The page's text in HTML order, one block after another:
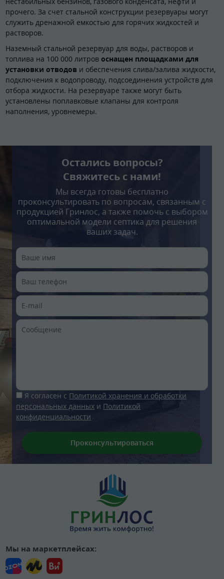
прочего. За счет стальной конструкции резервуары могут
служить дренажной емкостью для горячих жидкостей и
растворов.
Наземный стальной резервуар для воды, растворов и
топлива на 100 000 литров оснащен площадками для
установки отводов и обеспечения слива/залива жидкости,
подключения к водопроводу, подсоединения устройств для
отбора жидкости. На резервуаре также могут быть
установлены поплавковые клапаны для контроля
наполнения, уровнемеры.
Остались вопросы?
Свяжитесь с нами!
Мы всегда готовы бесплатно
проконсультировать по вопросам, связанным с
продукцией Гринлос, а также помочь с выбором
оптимальной модели септика для решения
ваших задач.
Я согласен с Политикой хранения и обработки
персональных данных и Политикой
конфиденциальности
Мы на маркетплейсах: